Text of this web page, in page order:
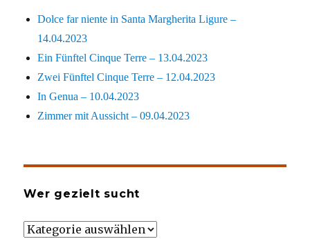
Dolce far niente in Santa Margherita Ligure –
14.04.2023
Ein Fünftel Cinque Terre – 13.04.2023
Zwei Fünftel Cinque Terre – 12.04.2023
In Genua – 10.04.2023
Zimmer mit Aussicht – 09.04.2023
Wer gezielt sucht
Wer